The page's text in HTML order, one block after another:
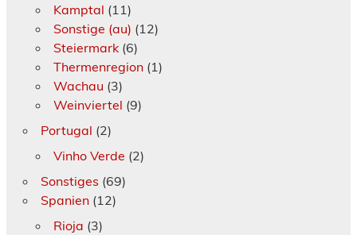
Kamptal (11)
Sonstige (au) (12)
Steiermark(6)
Thermenregion(1)
Wachau (3)
Weinviertel (9)
Portugal (2)
Vinho Verde (2)
Sonstiges (69)
Spanien(12)
Rioja (3)